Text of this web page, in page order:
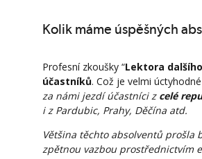
Kolik máme úspěšných
Profesní zkoušky “Lektora
účastníků. Což je velmi
za námi jezdí účastníci z celé
i z Pardubic, Prahy, Děčína atd.
Většina těchto absolventů prošla
zpětnou vazbou prostřednictvím